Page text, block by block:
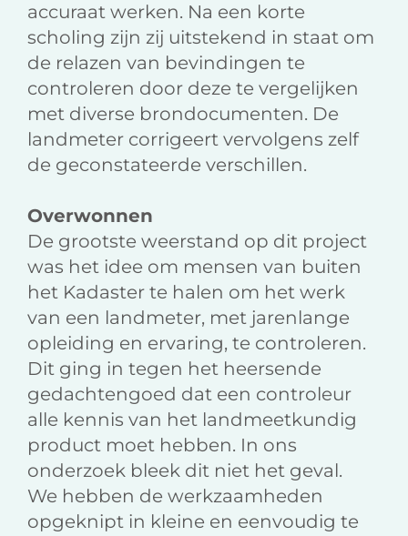
accuraat werken. Na een korte
scholing zijn zij uitstekend in staat om
de relazen van bevindingen te
controleren door deze te vergelijken
met diverse brondocumenten. De
landmeter corrigeert vervolgens zelf
de geconstateerde verschillen.
Overwonnen
De grootste weerstand op dit project
was het idee om mensen van buiten
het Kadaster te halen om het werk
van een landmeter, met jarenlange
opleiding en ervaring, te controleren.
Dit ging in tegen het heersende
gedachtengoed dat een controleur
alle kennis van het landmeetkundig
product moet hebben. In ons
onderzoek bleek dit niet het geval.
We hebben de werkzaamheden
opgeknipt in kleine en eenvoudig te